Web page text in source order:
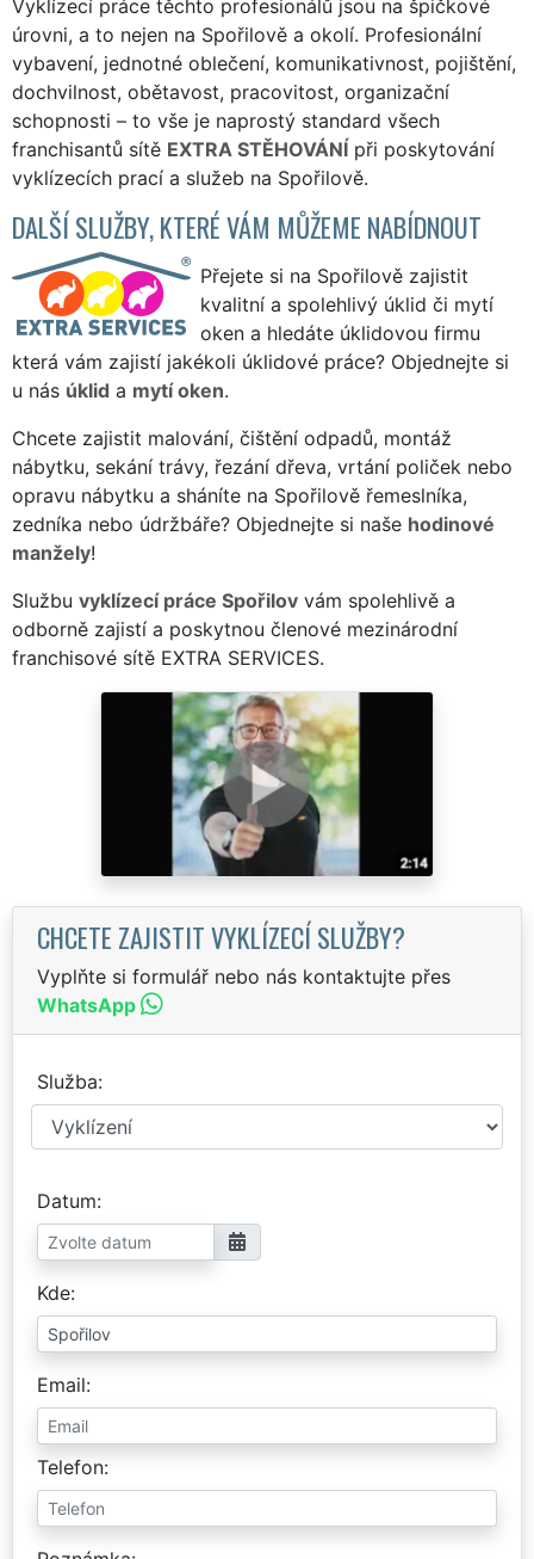
Vyklízecí práce těchto profesionálů jsou na špičkové
úrovni, a to nejen na Spořilově a okolí. Profesionální
vybavení, jednotné oblečení, komunikativnost, pojištění,
dochvilnost, obětavost, pracovitost, organizační
schopnosti – to vše je naprostý standard všech
franchisantů sítě EXTRA STĚHOVÁNÍ při poskytování
vyklízecích prací a služeb na Spořilově.
DALŠÍ SLUŽBY, KTERÉ VÁM MŮŽEME NABÍDNOUT
Přejete si na Spořilově zajistit
kvalitní a spolehlivý úklid či mytí
oken a hledáte úklidovou firmu
která vám zajistí jakékoli úklidové práce? Objednejte si
u nás úklid a mytí oken.
Chcete zajistit malování, čištění odpadů, montáž
nábytku, sekání trávy, řezání dřeva, vrtání poliček nebo
opravu nábytku a sháníte na Spořilově řemeslníka,
zedníka nebo údržbáře? Objednejte si naše hodinové
manžely!
Službu vyklízecí práce Spořilov vám spolehlivě a
odborně zajistí a poskytnou členové mezinárodní
franchisové sítě EXTRA SERVICES.
CHCETE ZAJISTIT VYKLÍZECÍ SLUŽBY?
Vyplňte si formulář nebo nás kontaktujte přes
WhatsApp
Služba
Datum
Kde
Email
Telefon